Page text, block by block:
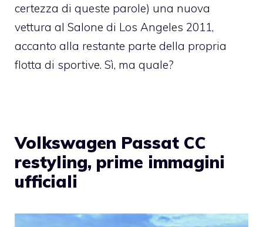
certezza di queste parole) una nuova
vettura al Salone di Los Angeles 2011,
accanto alla restante parte della propria
flotta di sportive. Sì, ma quale?
Volkswagen Passat CC
restyling, prime immagini
ufficiali